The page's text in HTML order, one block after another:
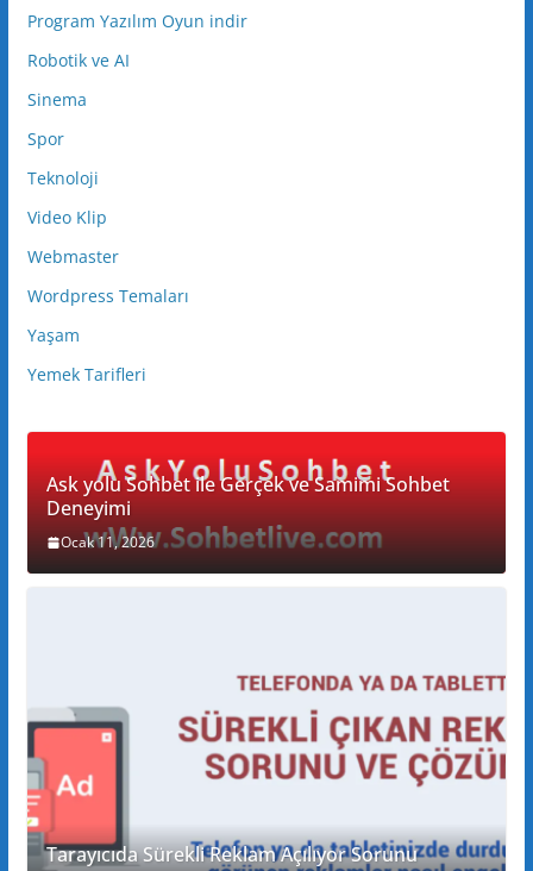
Program Yazılım Oyun indir
Robotik ve AI
Sinema
Spor
Teknoloji
Video Klip
Webmaster
Wordpress Temaları
Yaşam
Yemek Tarifleri
Ask yolu Sohbet ile Gerçek ve Samimi Sohbet
Deneyimi
Ocak 11, 2026
Tarayıcıda Sürekli Reklam Açılıyor Sorunu